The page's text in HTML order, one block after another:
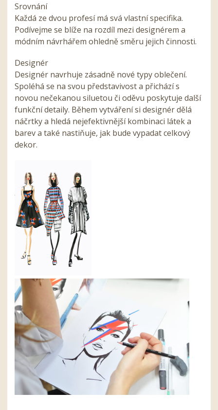
Srovnání
Každá ze dvou profesí má svá vlastní specifika.
Podívejme se blíže na rozdíl mezi designérem a
módním návrhářem ohledně směru jejich činnosti.
Designér
Designér navrhuje zásadně nové typy oblečení.
Spoléhá se na svou představivost a přichází s
novou nečekanou siluetou či oděvu poskytuje další
funkční detaily. Během vytváření si designér dělá
náčrtky a hledá nejefektivnější kombinaci látek a
barev a také nastiňuje, jak bude vypadat celkový
dekor.